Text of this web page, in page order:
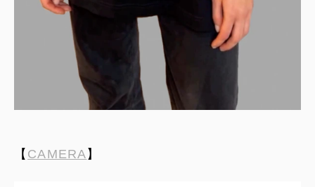
【 CAMERA 】